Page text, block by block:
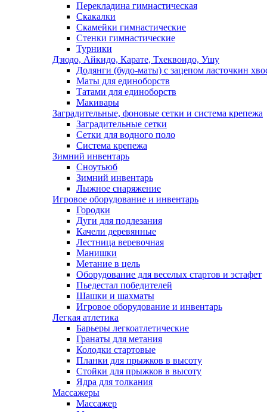
Перекладина гимнастическая
Скакалки
Скамейки гимнастические
Стенки гимнастические
Турники
Дзюдо, Айкидо, Карате, Тхеквондо, Ушу
Додянги (будо-маты) с зацепом ласточкин
Маты для единоборств
Татами для единоборств
Макивары
Заградительные, фоновые сетки и система крепежа
Заградительные сетки
Сетки для водного поло
Система крепежа
Зимний инвентарь
Сноутьюб
Зимний инвентарь
Лыжное снаряжение
Игровое оборудование и инвентарь
Городки
Дуги для подлезания
Качели деревянные
Лестница веревочная
Манишки
Метание в цель
Оборудование для веселых стартов и эстафет
Пьедестал победителей
Шашки и шахматы
Игровое оборудование и инвентарь
Легкая атлетика
Барьеры легкоатлетические
Гранаты для метания
Колодки стартовые
Планки для прыжков в высоту
Стойки для прыжков в высоту
Ядра для толкания
Массажеры
Массажер